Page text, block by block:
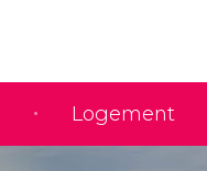
Logement